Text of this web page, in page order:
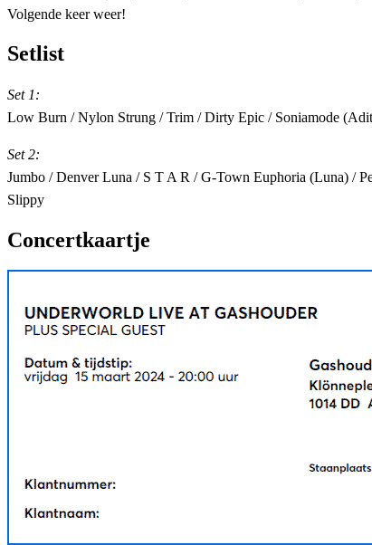
Volgende keer weer!
Setlist
Set 1:
Low Burn / Nylon Strung / Trim / Dirty Epic / Soniamode
Set 2:
Jumbo / Denver Luna / S T A R / G-Town Euphoria (Luna) /
Slippy
Concertkaartje